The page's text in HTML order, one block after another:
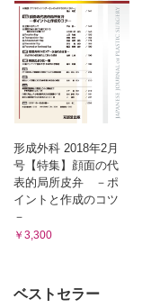
形成外科 2018年2月
号【特集】顔面の代
表的局所皮弁 －ポ
イントと作成のコツ
－
￥3,300
ベストセラー